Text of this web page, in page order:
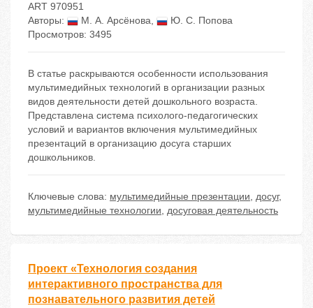
ART 970951
Авторы:
М. А. Арсёнова,
Ю. С. Попова
Просмотров: 3495
В статье раскрываются особенности использования
мультимедийных технологий в организации разных
видов деятельности детей дошкольного возраста.
Представлена система психолого-педагогических
условий и вариантов включения мультимедийных
презентаций в организацию досуга старших
дошкольников.
Ключевые слова: мультимедийные презентации, досуг,
мультимедийные технологии, досуговая деятельность
Проект «Технология создания
интерактивного пространства для
познавательного развития детей